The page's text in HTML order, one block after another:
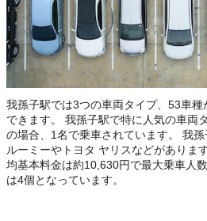
我孫子駅では3つの車両タイプ、53車
できます。 我孫子駅で特に人気の車両
の場合、1名で乗車されています。 我
ルーミーやトヨタ ヤリスなどがありま
均基本料金は約10,630円で最大乗車人
は4個となっています。